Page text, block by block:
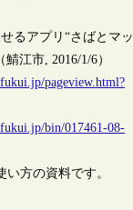
るアプリ“さばとマッ
江市, 2016/1/6）
pageview.html?
bin/017461-08-
方の資料です。